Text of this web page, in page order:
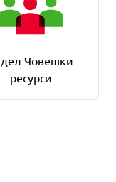
Човешки
ресурси